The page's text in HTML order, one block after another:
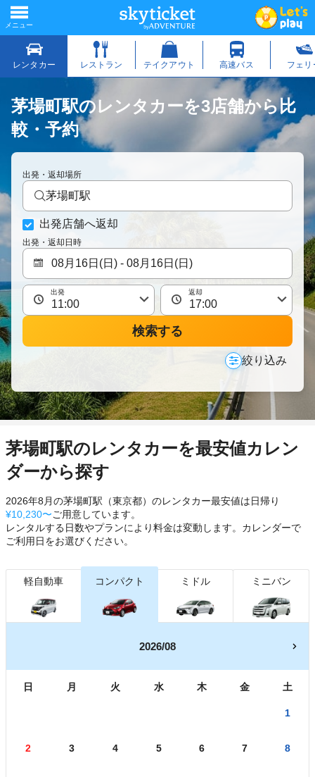
茅場町駅のレンタカーを3店舗から比
較・予約
出発・返却場所
茅場町駅
出発店舗へ返却
出発・返却日時
出発 返却
検索する
絞り込み
茅場町駅のレンタカーを最安値カレン
ダーから探す
2026年8月の茅場町駅（東京都）のレンタカー最安値は日帰り
¥10,230〜ご用意しています。
レンタルする日数やプランにより料金は変動します。カレンダーで
ご利用日をお選びください。
軽自動車 コンパクト ミドル ミニバン
2026/08
日 月 火 水 木 金 土
1
2 3 4 5 6 7 8